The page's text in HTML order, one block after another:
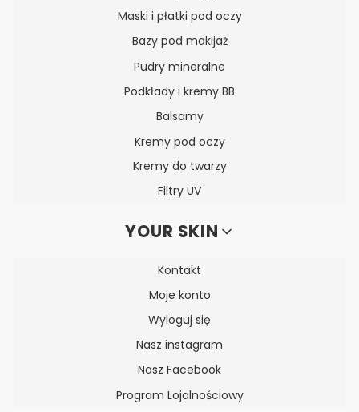
Maski i płatki pod oczy
Bazy pod makijaż
Pudry mineralne
Podkłady i kremy BB
Balsamy
Kremy pod oczy
Kremy do twarzy
Filtry UV
YOUR SKIN
Kontakt
Moje konto
Wyloguj się
Nasz instagram
Nasz Facebook
Program Lojalnościowy